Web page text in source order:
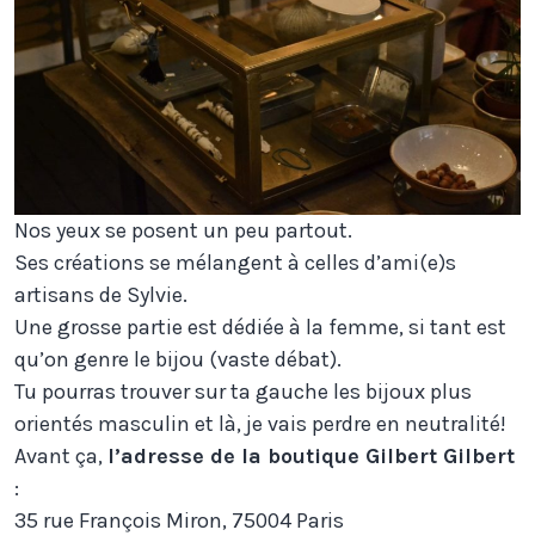
Nos yeux se posent un peu partout.
Ses créations se mélangent à celles d’ami(e)s
artisans de Sylvie.
Une grosse partie est dédiée à la femme, si tant est
qu’on genre le bijou (vaste débat).
Tu pourras trouver sur ta gauche les bijoux plus
orientés masculin et là, je vais perdre en neutralité!
Avant ça, l’adresse de la boutique Gilbert Gilbert
:
35 rue François Miron, 75004 Paris